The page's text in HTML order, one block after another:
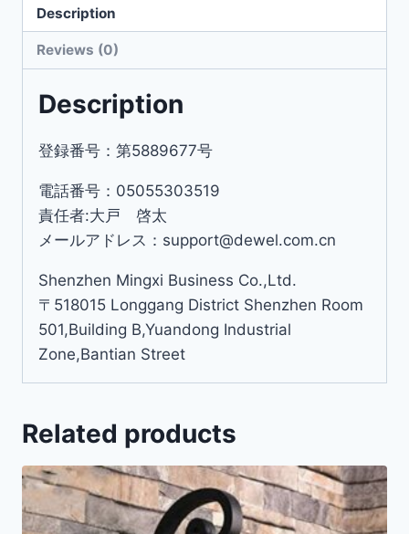
Description
Reviews (0)
Description
登録番号：第5889677号
電話番号：05055303519
責任者:大戸 啓太
メールアドレス：support@dewel.com.cn
Shenzhen Mingxi Business Co.,Ltd.
〒518015 Longgang District Shenzhen Room
501,Building B,Yuandong Industrial
Zone,Bantian Street
Related products